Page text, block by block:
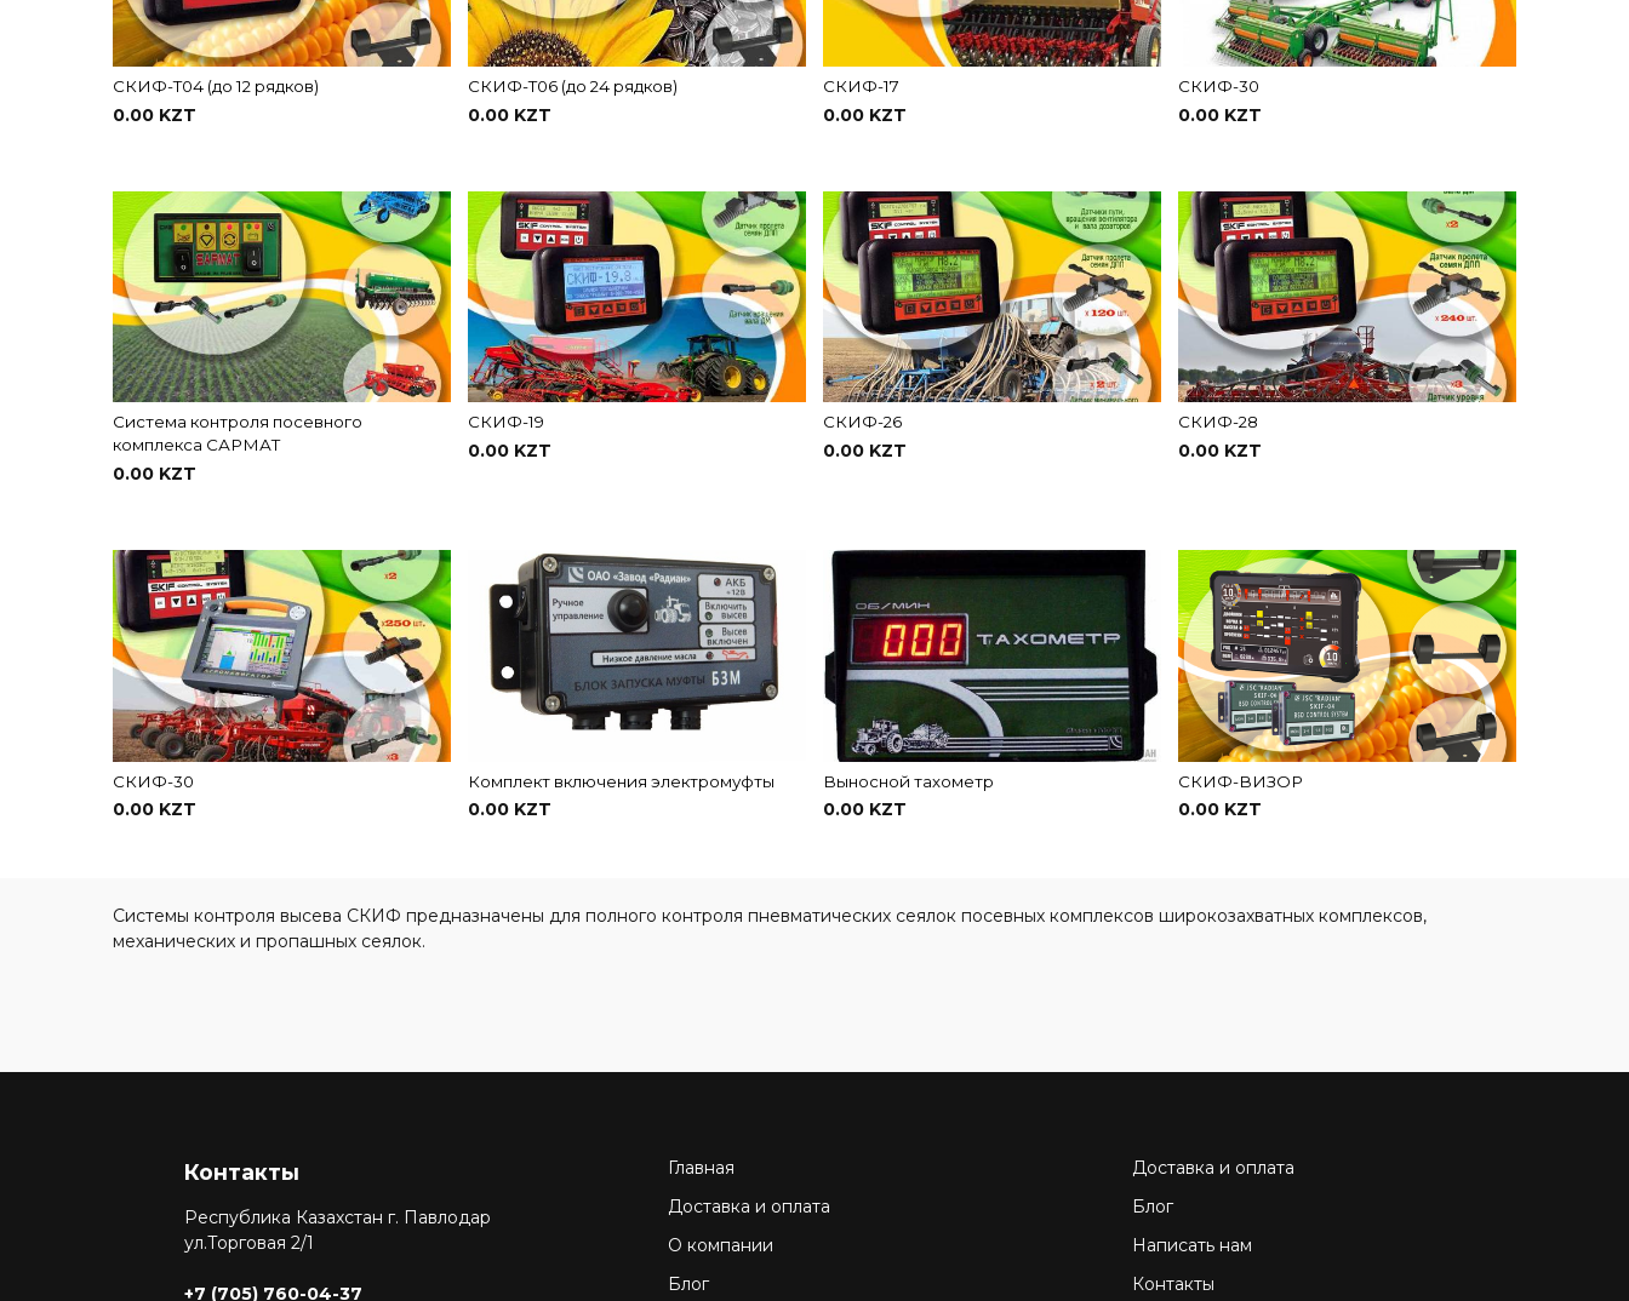
СКИФ-Т04 (до 12 рядков)
0.00 KZT
СКИФ-Т06 (до 24 рядков)
0.00 KZT
СКИФ-17
0.00 KZT
СКИФ-30
0.00 KZT
Система контроля посевного
комплекса САРМАТ
0.00 KZT
СКИФ-19
0.00 KZT
СКИФ-26
0.00 KZT
СКИФ-28
0.00 KZT
СКИФ-30
0.00 KZT
Комплект включения электромуфты
0.00 KZT
Выносной тахометр
0.00 KZT
СКИФ-ВИЗОР
0.00 KZT
Системы контроля высева СКИФ предназначены для полного контроля пневматических сеялок посевных комплексов широкозахватных комплексов,
механических и пропашных сеялок.
Главная
Доставка и оплата
О компании
Блог
Доставка и оплата
Блог
Написать нам
Контакты
Контакты
Республика Казахстан г. Павлодар
ул.Торговая 2/1
+7 (705) 760-04-37